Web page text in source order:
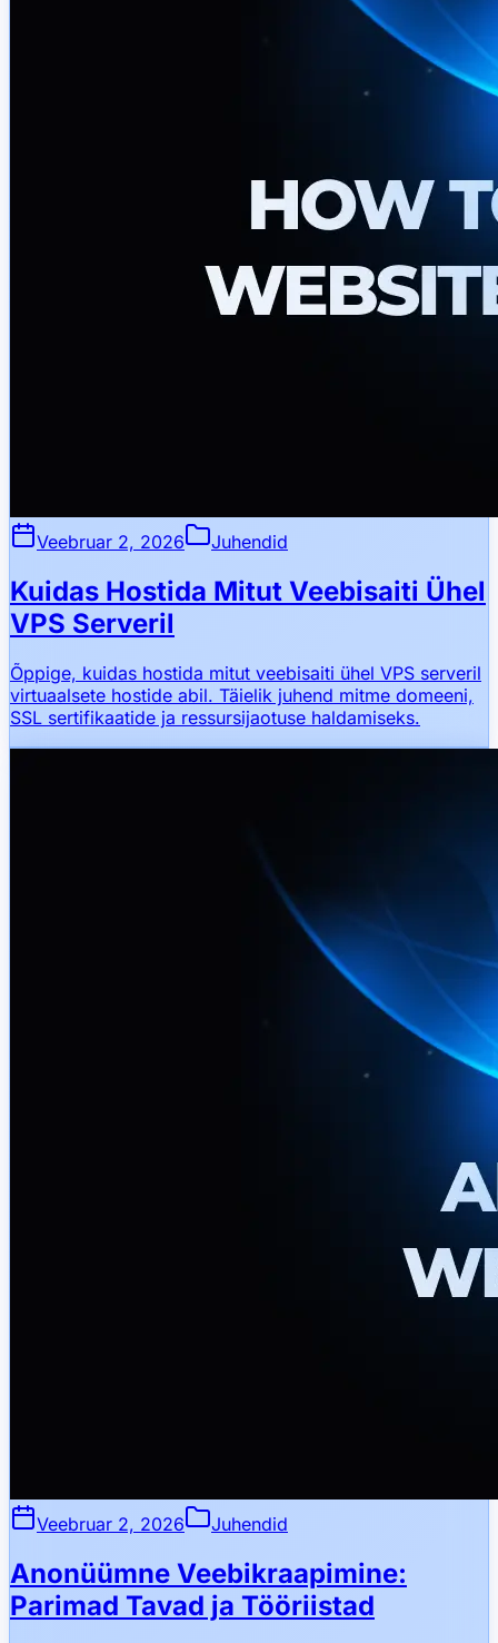
Veebruar 2, 2026 Juhendid
Kuidas Hostida Mitut Veebisaiti Ühel
VPS Serveril
Õppige, kuidas hostida mitut veebisaiti ühel VPS serveril
virtuaalsete hostide abil. Täielik juhend mitme domeeni,
SSL sertifikaatide ja ressursijaotuse haldamiseks.
Veebruar 2, 2026 Juhendid
Anonüümne Veebikraapimine:
Parimad Tavad ja Tööriistad